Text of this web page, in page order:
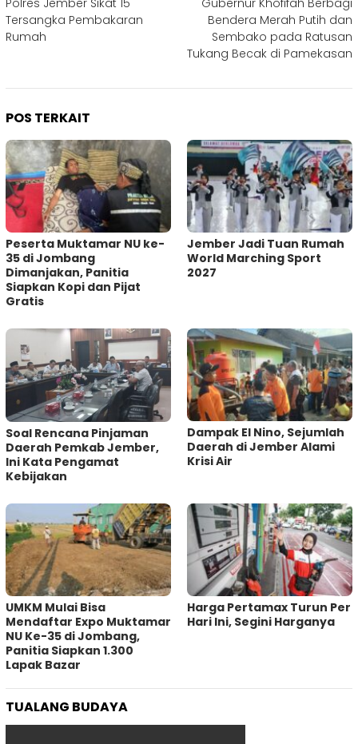
pos
Tersangka Pembakaran
Rumah
Bendera Merah Putih dan
Sembako pada Ratusan
Tukang Becak di Pamekasan
POS TERKAIT
Peserta Muktamar NU ke-
35 di Jombang
Dimanjakan, Panitia
Siapkan Kopi dan Pijat
Gratis
Jember Jadi Tuan Rumah
World Marching Sport
2027
‎Soal Rencana Pinjaman
Daerah Pemkab Jember,
Ini Kata Pengamat
Kebijakan ‎
Dampak El Nino, Sejumlah
Daerah di Jember Alami
Krisi Air
UMKM Mulai Bisa
Mendaftar Expo Muktamar
NU Ke-35 di Jombang,
Panitia Siapkan 1.300
Lapak Bazar
Harga Pertamax Turun Per
Hari Ini, Segini Harganya
TUALANG BUDAYA